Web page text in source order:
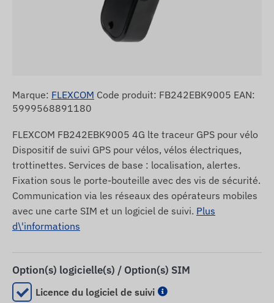
Marque: FLEXCOM Code produit: FB242EBK9005 EAN:
5999568891180
FLEXCOM FB242EBK9005 4G lte traceur GPS pour vélo
Dispositif de suivi GPS pour vélos, vélos électriques,
trottinettes. Services de base : localisation, alertes.
Fixation sous le porte-bouteille avec des vis de sécurité.
Communication via les réseaux des opérateurs mobiles
avec une carte SIM et un logiciel de suivi. Plus
d\'informations
Option(s) logicielle(s) / Option(s) SIM
Licence du logiciel de suivi